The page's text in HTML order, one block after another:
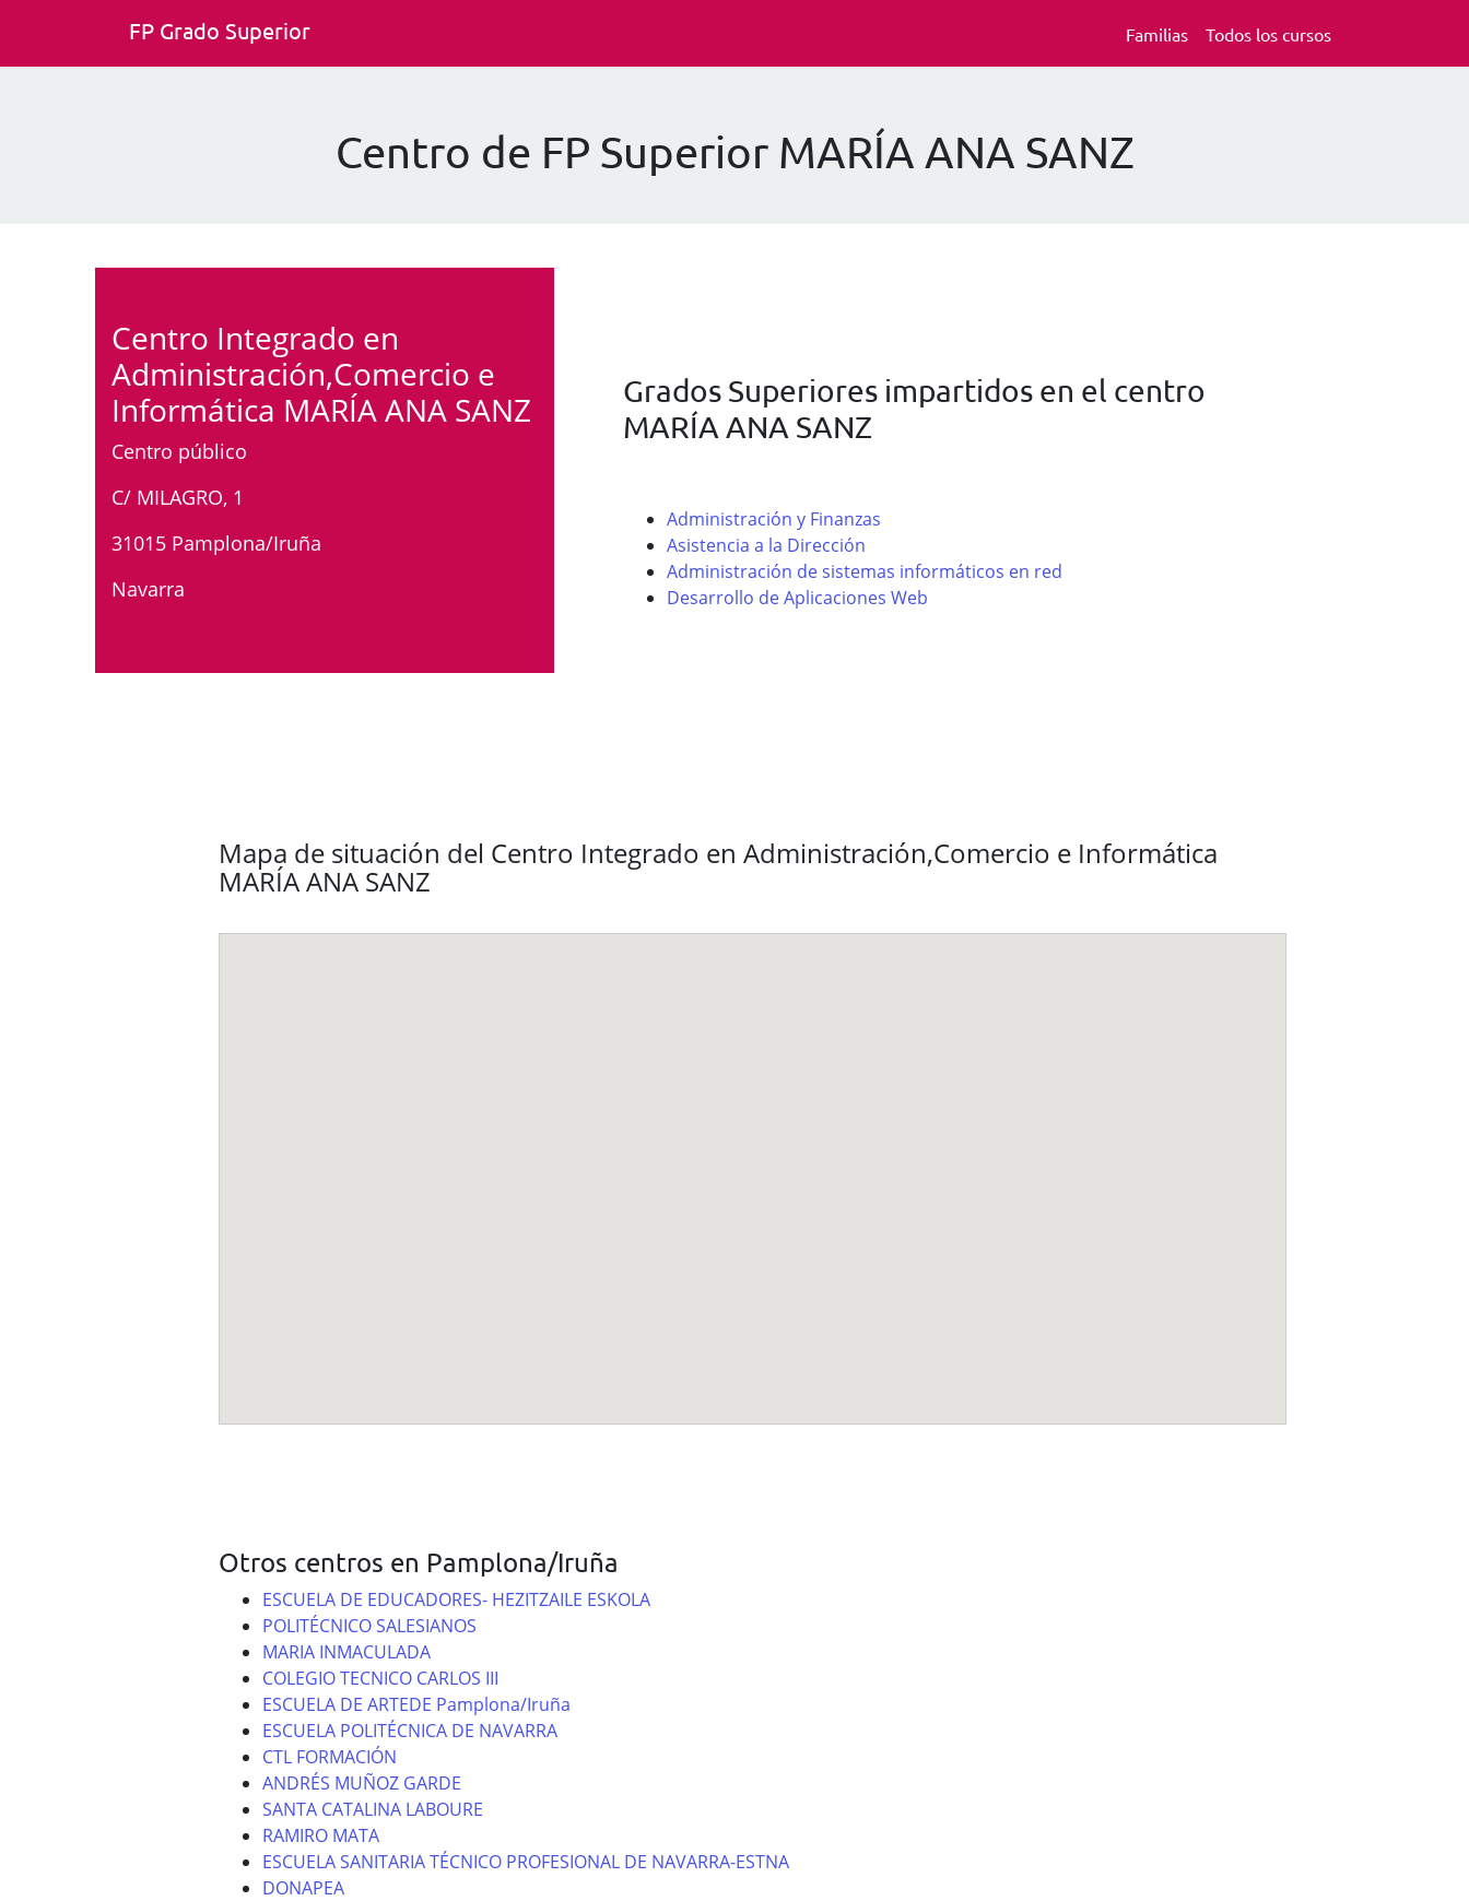
FP Grado Superior Familias Todos los cursos
Centro de FP Superior MARÍA ANA SANZ
Centro Integrado en
Administración,Comercio e
Informática MARÍA ANA SANZ
Centro público
C/ MILAGRO, 1
31015 Pamplona/Iruña
Navarra
Grados Superiores impartidos en el centro
MARÍA ANA SANZ
Administración y Finanzas
Asistencia a la Dirección
Administración de sistemas informáticos en red
Desarrollo de Aplicaciones Web
Mapa de situación del Centro Integrado en Administración,Comercio e Informática
MARÍA ANA SANZ
Otros centros en Pamplona/Iruña
ESCUELA DE EDUCADORES- HEZITZAILE ESKOLA
POLITÉCNICO SALESIANOS
MARIA INMACULADA
COLEGIO TECNICO CARLOS III
ESCUELA DE ARTEDE Pamplona/Iruña
ESCUELA POLITÉCNICA DE NAVARRA
CTL FORMACIÓN
ANDRÉS MUÑOZ GARDE
SANTA CATALINA LABOURE
RAMIRO MATA
ESCUELA SANITARIA TÉCNICO PROFESIONAL DE NAVARRA-ESTNA
DONAPEA